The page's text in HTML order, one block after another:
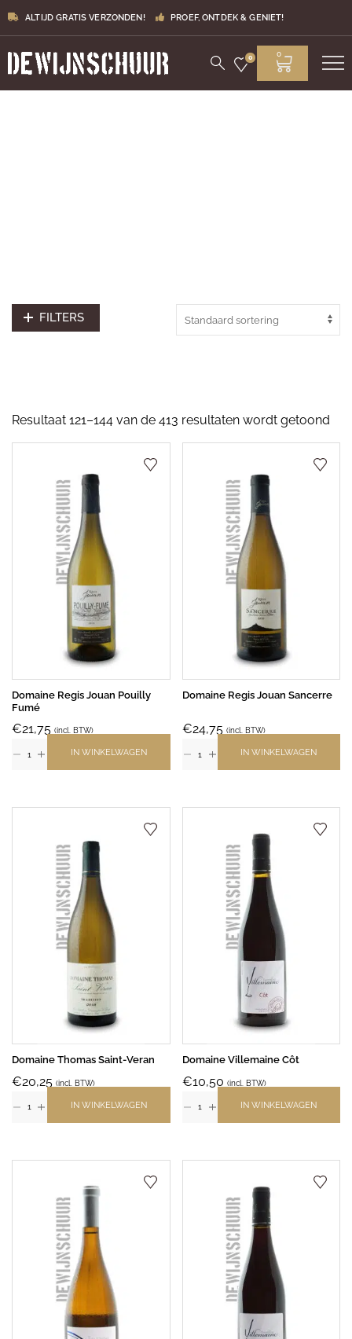
ALTIJD GRATIS VERZONDEN! PROEF, ONTDEK & GENIET!
0 0
FILTERS
Resultaat 121–144 van de 413 resultaten wordt getoond
Domaine Regis Jouan Pouilly
Fumé
€21,75 (incl. BTW)
IN WINKELWAGEN
Domaine Regis Jouan Sancerre
€24,75 (incl. BTW)
IN WINKELWAGEN
Domaine Thomas Saint-Veran
€20,25 (incl. BTW)
IN WINKELWAGEN
Domaine Villemaine Côt
€10,50 (incl. BTW)
IN WINKELWAGEN